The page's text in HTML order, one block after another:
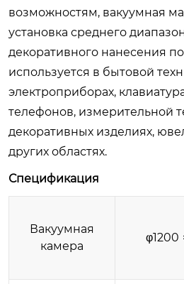
возможностям, вакуумная
установка среднего
декоративного нанесения
используется в бытовой
электроприборах,
телефонов, измерительной
декоративных изделиях,
других областях.
Спецификация
Вакуумная
камера
φ1200